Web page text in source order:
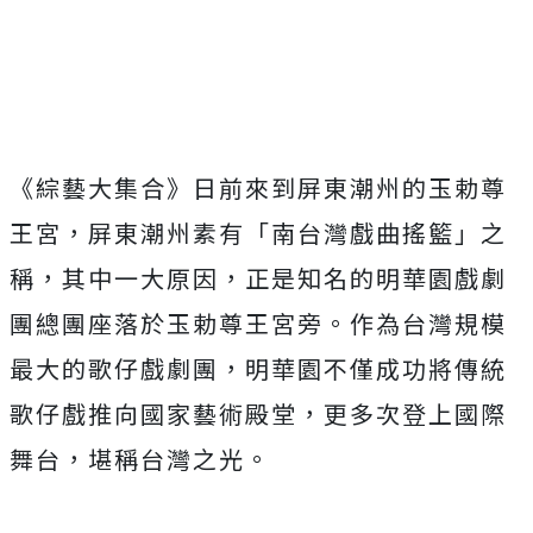
《綜藝大集合》日前來到屏東潮州的玉勅尊
王宮，屏東潮州素有「南台灣戲曲搖籃」之
稱，其中一大原因，正是知名的明華園戲劇
團總團座落於玉勅尊王宮旁。作為台灣規模
最大的歌仔戲劇團，明華園不僅成功將傳統
歌仔戲推向國家藝術殿堂，更多次登上國際
舞台，堪稱台灣之光。